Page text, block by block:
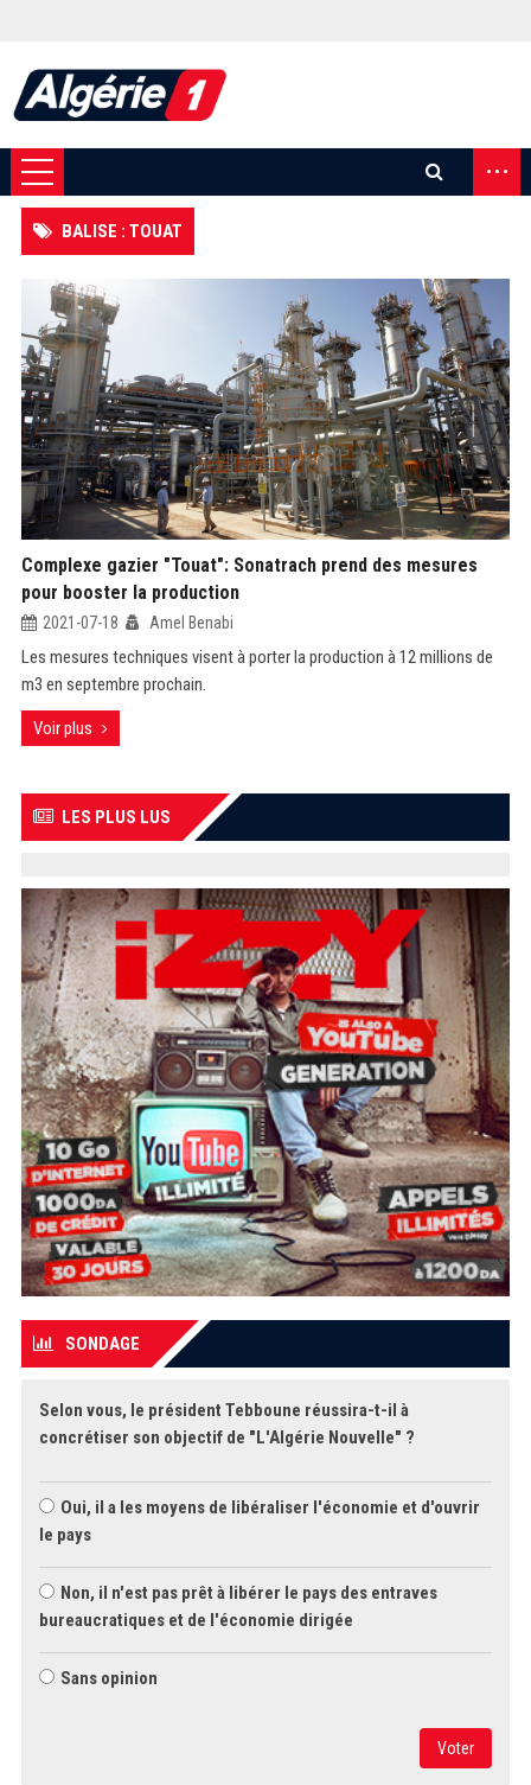
...
BALISE : TOUAT
Complexe gazier "Touat": Sonatrach prend des mesures
pour booster la production
2021-07-18 Amel Benabi
Les mesures techniques visent à porter la production à 12 millions de
m3 en septembre prochain.
Voir plus
LES PLUS LUS
SONDAGE
Selon vous, le président Tebboune réussira-t-il à
concrétiser son objectif de "L'Algérie Nouvelle" ?
Oui, il a les moyens de libéraliser l'économie et d'ouvrir
le pays
Non, il n'est pas prêt à libérer le pays des entraves
bureaucratiques et de l'économie dirigée
Sans opinion
Voter